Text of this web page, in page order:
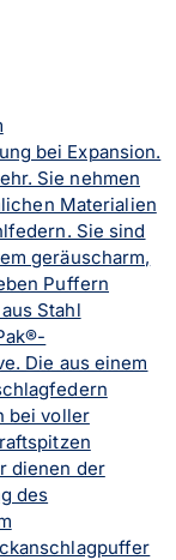
bei Expansion.
Sie nehmen
Materialien
Sie sind
geräuscharm,
Puffern
Stahl
Die aus einem
bei voller
dienen der
des